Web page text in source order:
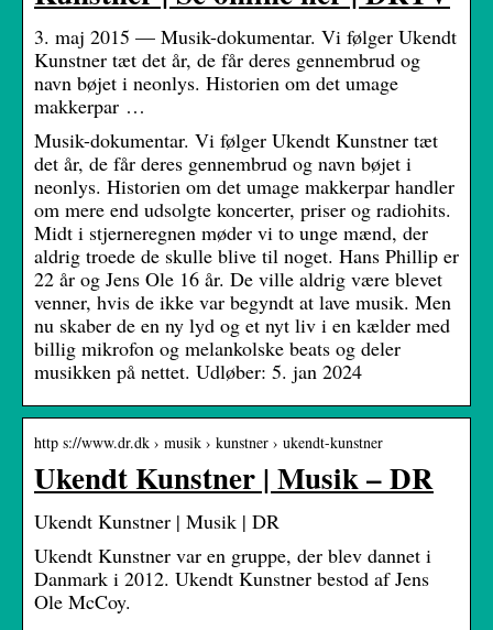
3. maj 2015 — Musik-dokumentar. Vi følger Ukendt
Kunstner tæt det år, de får deres gennembrud og
navn bøjet i neonlys. Historien om det umage
makkerpar …
Musik-dokumentar. Vi følger Ukendt Kunstner tæt
det år, de får deres gennembrud og navn bøjet i
neonlys. Historien om det umage makkerpar handler
om mere end udsolgte koncerter, priser og radiohits.
Midt i stjerneregnen møder vi to unge mænd, der
aldrig troede de skulle blive til noget. Hans Phillip er
22 år og Jens Ole 16 år. De ville aldrig være blevet
venner, hvis de ikke var begyndt at lave musik. Men
nu skaber de en ny lyd og et nyt liv i en kælder med
billig mikrofon og melankolske beats og deler
musikken på nettet. Udløber: 5. jan 2024
http s://www.dr.dk › musik › kunstner › ukendt-kunstner
Ukendt Kunstner | Musik – DR
Ukendt Kunstner | Musik | DR
Ukendt Kunstner var en gruppe, der blev dannet i
Danmark i 2012. Ukendt Kunstner bestod af Jens
Ole McCoy.